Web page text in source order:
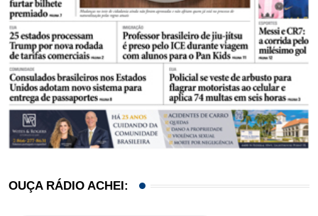
OUÇA RÁDIO ACHEI: